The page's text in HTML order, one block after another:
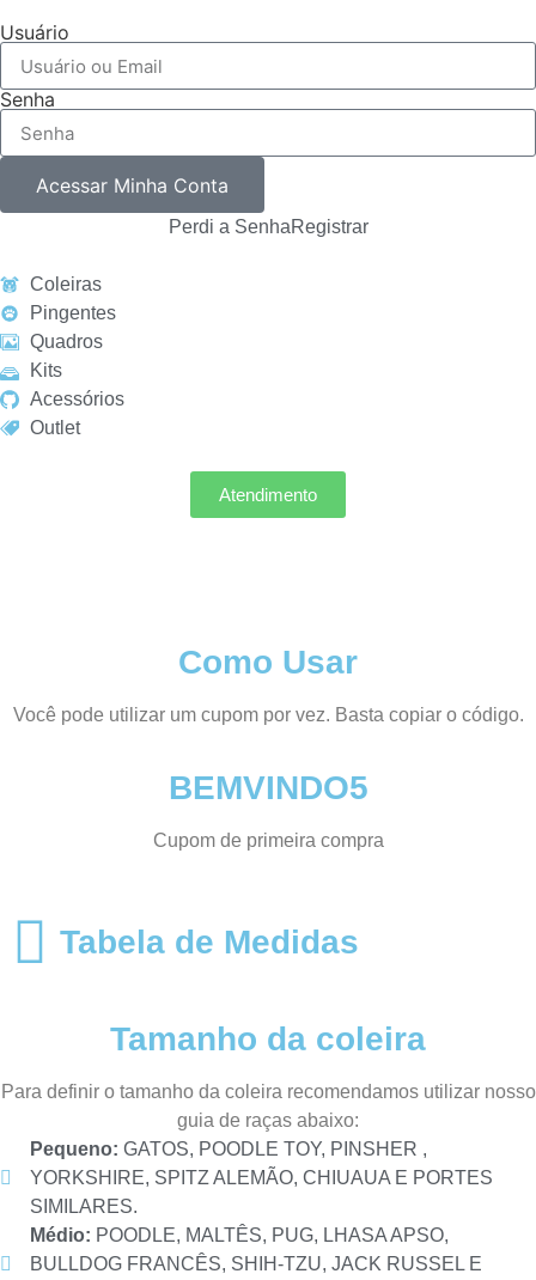
Usuário
Senha
Acessar Minha Conta
Perdi a SenhaRegistrar
Coleiras
Pingentes
Quadros
Kits
Acessórios
Outlet
Atendimento
Como Usar
Você pode utilizar um cupom por vez. Basta copiar o código.
BEMVINDO5
Cupom de primeira compra
Tabela de Medidas
Tamanho da coleira
Para definir o tamanho da coleira recomendamos utilizar nosso
guia de raças abaixo:
Pequeno: GATOS, POODLE TOY, PINSHER ,
YORKSHIRE, SPITZ ALEMÃO, CHIUAUA E PORTES
SIMILARES.
Médio: POODLE, MALTÊS, PUG, LHASA APSO,
BULLDOG FRANCÊS, SHIH-TZU, JACK RUSSEL E